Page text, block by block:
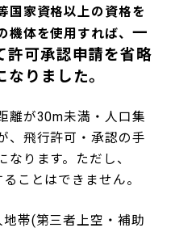
国家資格以上の資格を
機体を使用すれば、一
可承認申請を省略
りました。
離が30m未満・人口集
、飛行許可・承認の手
ります。ただし、
ことはできません。
地帯(第三者上空・補助